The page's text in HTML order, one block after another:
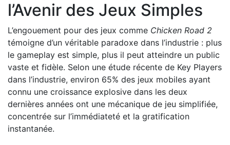
l’Avenir des Jeux Simples
L’engouement pour des jeux comme Chicken Road 2
témoigne d’un véritable paradoxe dans l’industrie : plus
le gameplay est simple, plus il peut atteindre un public
vaste et fidèle. Selon une étude récente de Key Players
dans l’industrie, environ 65% des jeux mobiles ayant
connu une croissance explosive dans les deux
dernières années ont une mécanique de jeu simplifiée,
concentrée sur l’immédiateté et la gratification
instantanée.